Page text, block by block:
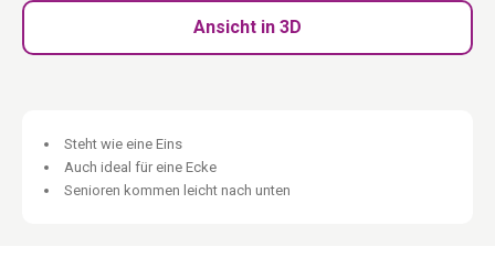
76 × 30 cm
strapazierfähigem schwarzem Natursisal bieten eine besonders
langlebige Kratzfläche. Dank der extra dicken Bodenplatte und
der stabilen Konstruktion steht der Turnpike 190 jederzeit sicher
Ansicht in 3D
Steht wie eine Eins
Auch ideal für eine Ecke
Senioren kommen leicht nach unten